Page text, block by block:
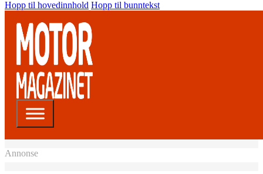
Hopp til hovedinnhold Hopp til bunntekst
Annonse